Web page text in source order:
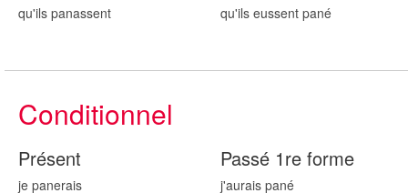
qu'ils panassent
qu'ils eussent pané
Conditionnel
Présent
je panerais
Passé 1re forme
j'aurais pané